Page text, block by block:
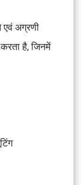
एवं अग्रणी
करता है, जिनमें